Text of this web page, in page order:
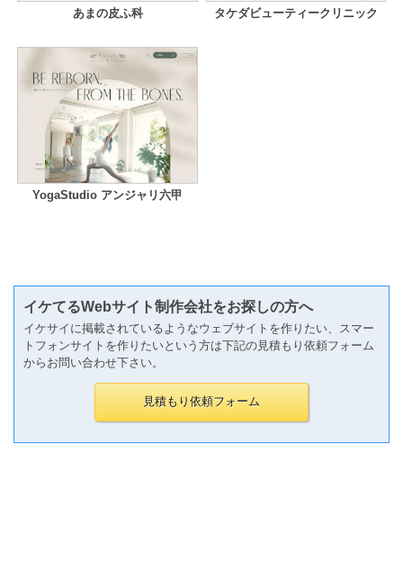
あまの皮ふ科 タケダビューティークリニック
YogaStudio アンジャリ六甲
イケてるWebサイト制作会社をお探しの方へ
イケサイに掲載されているようなウェブサイトを作りたい、スマー
トフォンサイトを作りたいという方は下記の見積もり依頼フォーム
からお問い合わせ下さい。